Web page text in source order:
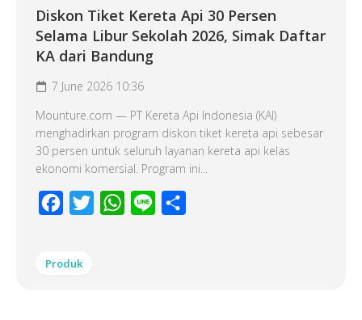
Diskon Tiket Kereta Api 30 Persen
Selama Libur Sekolah 2026, Simak Daftar
KA dari Bandung
7 June 2026 10:36
Mounture.com — PT Kereta Api Indonesia (KAI)
menghadirkan program diskon tiket kereta api sebesar
30 persen untuk seluruh layanan kereta api kelas
ekonomi komersial. Program ini...
Facebook
Twitter WhatsApp
Line
Produk